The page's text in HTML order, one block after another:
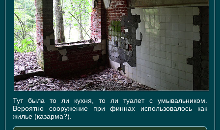
Тут была то ли кухня, то ли туалет с умывальником.
Вероятно сооружение при финнах использовалось как
жилье (казарма?).